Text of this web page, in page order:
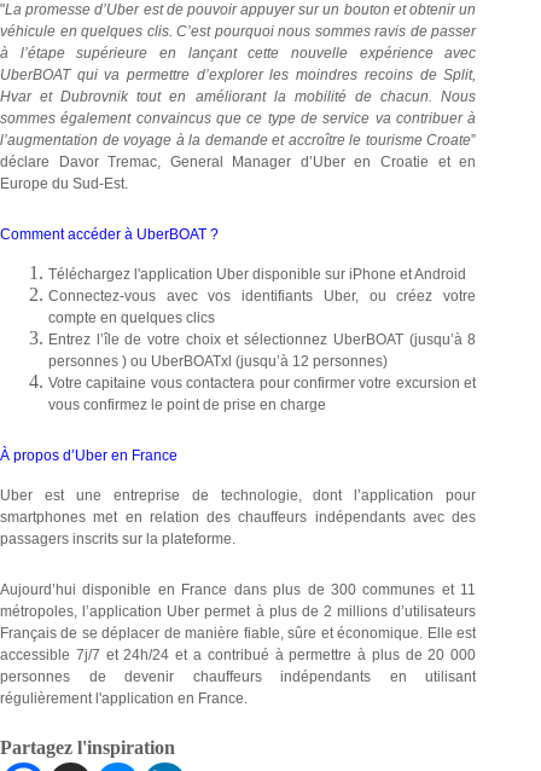
"La promesse d’Uber est de pouvoir appuyer sur un bouton et obtenir un
véhicule en quelques clis. C’est pourquoi nous sommes ravis de passer
à l’étape supérieure en lançant cette nouvelle expérience avec
UberBOAT qui va permettre d’explorer les moindres recoins de Split,
Hvar et Dubrovnik tout en améliorant la mobilité de chacun. Nous
sommes également convaincus que ce type de service va contribuer à
l’augmentation de voyage à la demande et accroître le tourisme Croate”
déclare Davor Tremac, General Manager d’Uber en Croatie et en
Europe du Sud-Est.
Comment accéder à UberBOAT ?
Téléchargez l'application Uber disponible sur iPhone et Android
Connectez-vous avec vos identifiants Uber, ou créez votre
compte en quelques clics
Entrez l’île de votre choix et sélectionnez UberBOAT (jusqu’à 8
personnes ) ou UberBOATxl (jusqu’à 12 personnes)
Votre capitaine vous contactera pour confirmer votre excursion et
vous confirmez le point de prise en charge
À propos d’Uber en France
Uber est une entreprise de technologie, dont l’application pour
smartphones met en relation des chauffeurs indépendants avec des
passagers inscrits sur la plateforme.
Aujourd’hui disponible en France dans plus de 300 communes et 11
métropoles, l’application Uber permet à plus de 2 millions d’utilisateurs
Français de se déplacer de manière fiable, sûre et économique. Elle est
accessible 7j/7 et 24h/24 et a contribué à permettre à plus de 20 000
personnes de devenir chauffeurs indépendants en utilisant
régulièrement l'application en France.
Partagez l'inspiration